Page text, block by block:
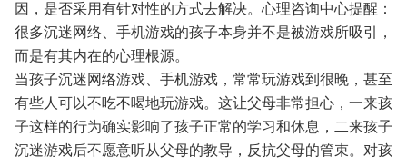
因，是否采用有针对性的方式去解决。心理咨询中心提醒：
很多沉迷网络、手机游戏的孩子本身并不是被游戏所吸引，
而是有其内在的心理根源。
当孩子沉迷网络游戏、手机游戏，常常玩游戏到很晚，甚至
有些人可以不吃不喝地玩游戏。这让父母非常担心，一来孩
子这样的行为确实影响了孩子正常的学习和休息，二来孩子
沉迷游戏后不愿意听从父母的教导，反抗父母的管束。对孩